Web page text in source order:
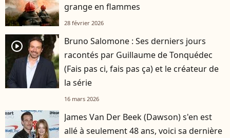
grange en flammes
28 février 2026
player2
Bruno Salomone : Ses derniers jours
racontés par Guillaume de Tonquédec
(Fais pas ci, fais pas ça) et le créateur de
la série
16 mars 2026
James Van Der Beek (Dawson) s'en est
allé à seulement 48 ans, voici sa dernière